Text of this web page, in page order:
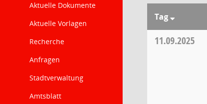
Aktuelle Dokumente
Aktuelle Vorlagen
Recherche
Anfragen
Stadtverwaltung
Amtsblatt
Tag
11.09.2025